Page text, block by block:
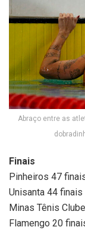
Abraço entre as
Finais
Pinheiros 47
Unisanta 44 finais
Minas Tênis
Flamengo 20